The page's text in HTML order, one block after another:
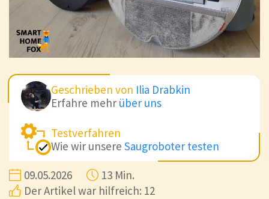
Geschrieben von Ilia Drabkin
Erfahre mehr über uns
Testverfahren
Wie wir unsere Saugroboter testen
09.05.2026
13 Min.
Der Artikel war hilfreich: 12